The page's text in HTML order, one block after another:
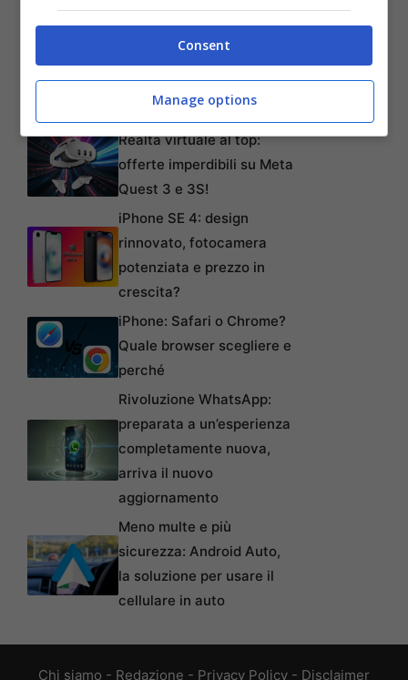
Articoli recenti
dollari: la storia dei Bitcoin
perduti in discarica
Realtà virtuale al top:
offerte imperdibili su Meta
Quest 3 e 3S!
iPhone SE 4: design
rinnovato, fotocamera
potenziata e prezzo in
crescita?
iPhone: Safari o Chrome?
Quale browser scegliere e
perché
Rivoluzione WhatsApp:
preparata a un’esperienza
completamente nuova,
arriva il nuovo
aggiornamento
Meno multe e più
sicurezza: Android Auto,
la soluzione per usare il
cellulare in auto
Chi siamo - Redazione - Privacy Policy - Disclaimer
Consent
Manage options